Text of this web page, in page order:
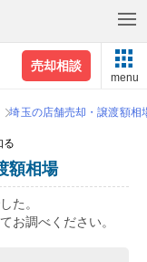
売却相談
menu
埼玉の店舗売却・譲渡額相
る
額相場
た。
お調べください。